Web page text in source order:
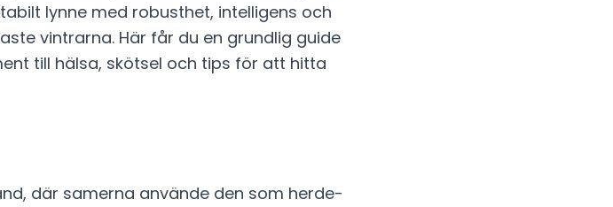
lynne med robusthet, intelligens och
vintrarna. Här får du en grundlig guide
till hälsa, skötsel och tips för att hitta
där samerna använde den som herde-